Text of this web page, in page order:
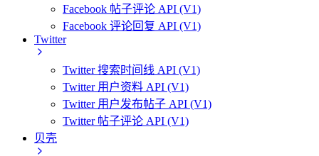
Facebook 帖子评论 API (V1)
Facebook 评论回复 API (V1)
Twitter
Twitter 搜索时间线 API (V1)
Twitter 用户资料 API (V1)
Twitter 用户发布帖子 API (V1)
Twitter 帖子评论 API (V1)
贝壳